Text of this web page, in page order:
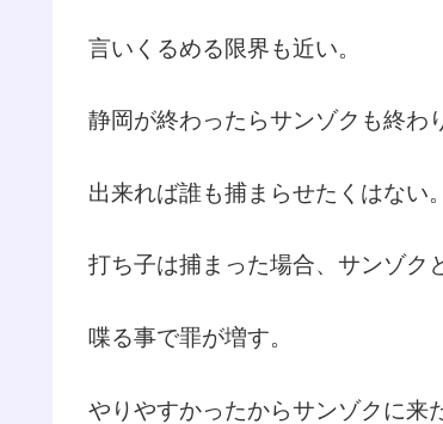
言いくるめる限界も近い。
静岡が終わったらサンゾクも終わ
出来れば誰も捕まらせたくはない。
打ち子は捕まった場合、サンゾク
喋る事で罪が増す。
やりやすかったからサンゾクに来